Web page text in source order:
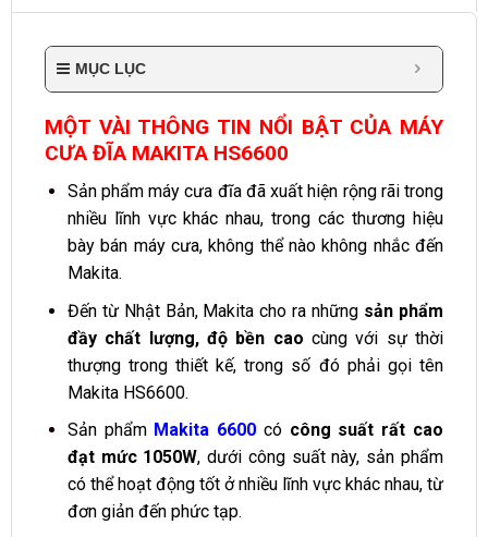
MỤC LỤC
MỘT VÀI THÔNG TIN NỔI BẬT CỦA MÁY
CƯA ĐĨA MAKITA HS6600
Sản phẩm máy cưa đĩa đã xuất hiện rộng rãi trong
nhiều lĩnh vực khác nhau, trong các thương hiệu
bày bán máy cưa, không thể nào không nhắc đến
Makita.
Đến từ Nhật Bản, Makita cho ra những sản phẩm
đầy chất lượng, độ bền cao cùng với sự thời
thượng trong thiết kế, trong số đó phải gọi tên
Makita HS6600.
Sản phẩm Makita 6600 cócông suất rất cao
đạt mức 1050W, dưới công suất này, sản phẩm
có thể hoạt động tốt ở nhiều lĩnh vực khác nhau, từ
đơn giản đến phức tạp.